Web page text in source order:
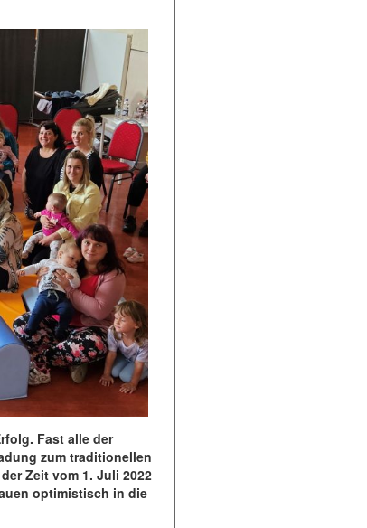
Fast alle der
zum traditionellen
Zeit vom 1. Juli 2022
optimistisch in die